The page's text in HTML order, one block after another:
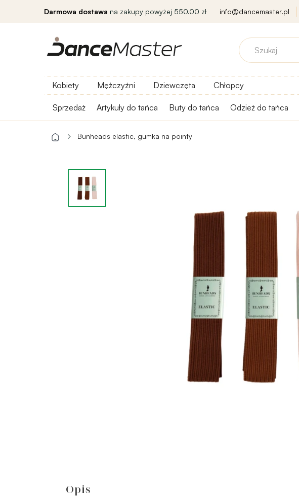
Darmowa dostawa na zakupy powyżej 550.00 zł info@dancemaster.pl
Kobiety Mężczyźni Dziewczęta Chłopcy
Sprzedaż Artykuły do ​​tańca Buty do tańca Odzież do tańca
Bunheads elastic, gumka na pointy
Opis